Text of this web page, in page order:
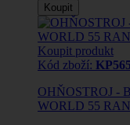
Koupit
Koupit produkt
Kód zboží:
OHŇOSTROJ -
WORLD 55